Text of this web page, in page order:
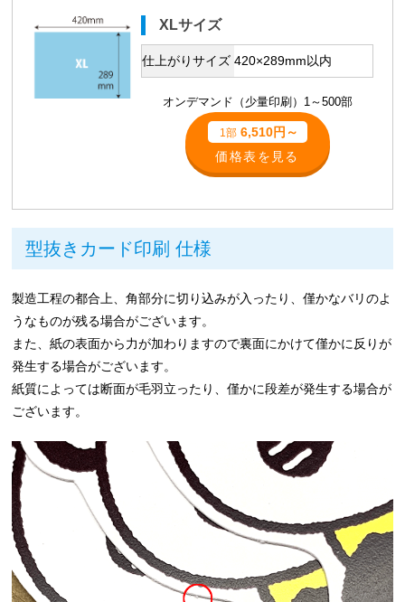
XLサイズ
仕上がりサイズ 420×289mm以内
オンデマンド（少量印刷）1～500部
1部6,510円～
価格表を見る
型抜きカード印刷 仕様
製造工程の都合上、角部分に切り込みが入ったり、僅かなバリのよ
うなものが残る場合がございます。
また、紙の表面から力が加わりますので裏面にかけて僅かに反りが
発生する場合がございます。
紙質によっては断面が毛羽立ったり、僅かに段差が発生する場合が
ございます。